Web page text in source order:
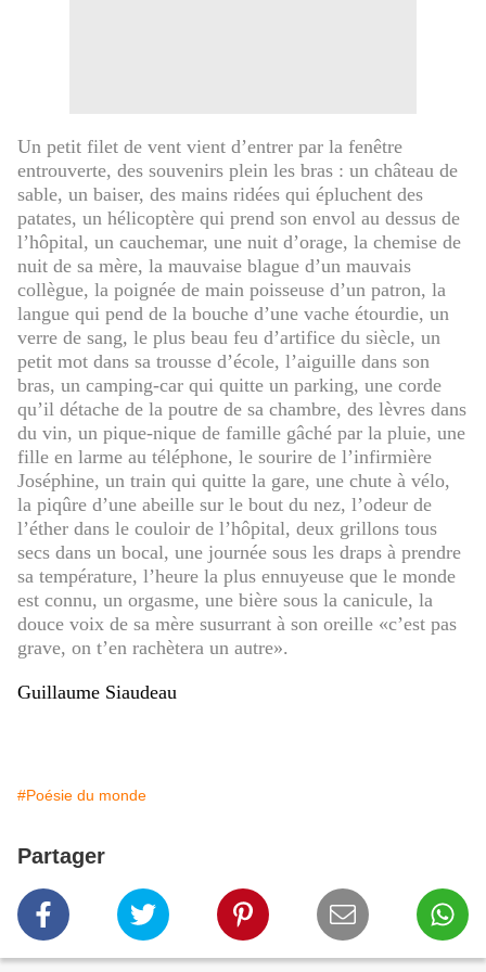
Un petit filet de vent vient d’entrer par la fenêtre
entrouverte, des souvenirs plein les bras : un château de
sable, un baiser, des mains ridées qui épluchent des
patates, un hélicoptère qui prend son envol au dessus de
l’hôpital, un cauchemar, une nuit d’orage, la chemise de
nuit de sa mère, la mauvaise blague d’un mauvais
collègue, la poignée de main poisseuse d’un patron, la
langue qui pend de la bouche d’une vache étourdie, un
verre de sang, le plus beau feu d’artifice du siècle, un
petit mot dans sa trousse d’école, l’aiguille dans son
bras, un camping-car qui quitte un parking, une corde
qu’il détache de la poutre de sa chambre, des lèvres dans
du vin, un pique-nique de famille gâché par la pluie, une
fille en larme au téléphone, le sourire de l’infirmière
Joséphine, un train qui quitte la gare, une chute à vélo,
la piqûre d’une abeille sur le bout du nez, l’odeur de
l’éther dans le couloir de l’hôpital, deux grillons tous
secs dans un bocal, une journée sous les draps à prendre
sa température, l’heure la plus ennuyeuse que le monde
est connu, un orgasme, une bière sous la canicule, la
douce voix de sa mère susurrant à son oreille «c’est pas
grave, on t’en rachètera un autre».
Guillaume Siaudeau
#Poésie du monde
Partager